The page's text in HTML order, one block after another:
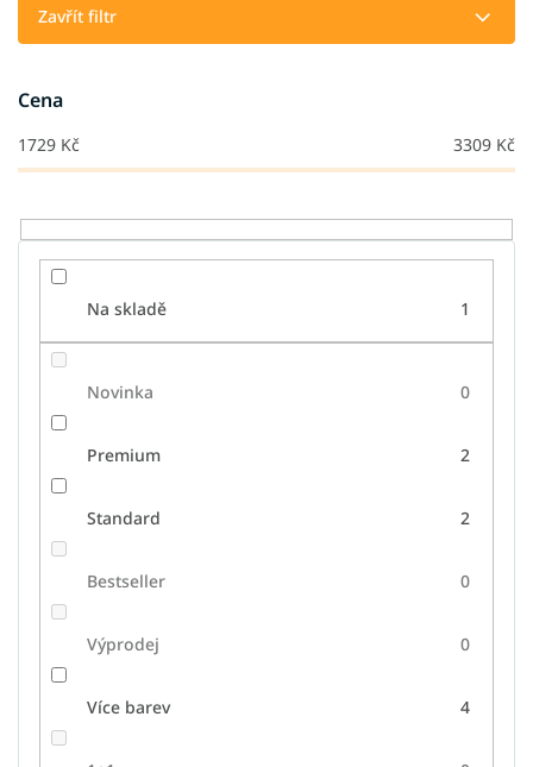
u
k
t
Zavřít filtr
Cena
1729 Kč 3309 Kč
Na skladě 1
Novinka 0
Premium 2
Standard 2
Bestseller 0
Výprodej 0
Více barev 4